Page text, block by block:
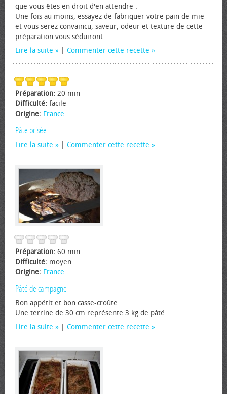
que vous êtes en droit d'en attendre .
Une fois au moins, essayez de fabriquer votre pain de mie
et vous serez convaincu, saveur, odeur et texture de cette
préparation vous séduiront.
Lire la suite
Commenter cette recette
Préparation: 20 min
Difficulté: facile
Origine: France
Pâte brisée
Lire la suite Commenter cette recette
Préparation: 60 min
Difficulté: moyen
Origine: France
Pâté de campagne
Bon appétit et bon casse-croûte.
Une terrine de 30 cm représente 3 kg de pâté
Lire la suite
Commenter cette recette